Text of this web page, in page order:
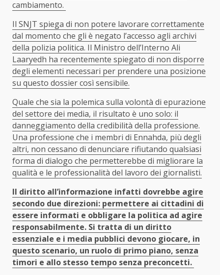
cambiamento.
Il SNJT spiega di non potere lavorare correttamente
dal momento che gli è negato l’accesso agli archivi
della polizia politica. Il Ministro dell’Interno Ali
Laaryedh ha recentemente spiegato di non disporre
degli elementi necessari per prendere una posizione
su questo dossier così sensibile.
Quale che sia la polemica sulla volontà di epurazione
del settore dei media, il risultato è uno solo: il
danneggiamento della credibilità della professione.
Una professione che i membri di Ennahda, più degli
altri, non cessano di denunciare rifiutando qualsiasi
forma di dialogo che permetterebbe di migliorare la
qualità e le professionalità del lavoro dei giornalisti.
Il diritto all’informazione infatti dovrebbe agire
secondo due direzioni: permettere ai cittadini di
essere informati e obbligare la politica ad agire
responsabilmente. Si tratta di un diritto
essenziale e i media pubblici devono giocare, in
questo scenario, un ruolo di primo piano, senza
timori e allo stesso tempo senza preconcetti.